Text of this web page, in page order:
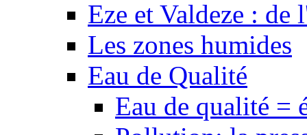
Eze et Valdeze : de
Les zones humides
Eau de Qualité
Eau de qualité =